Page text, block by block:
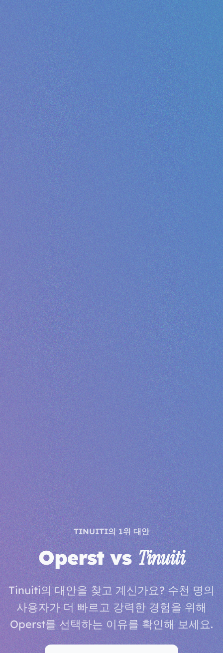
TINUITI의 1위 대안
Operst vsTinuiti
Tinuiti의 대안을 찾고 계신가요? 수천 명의
사용자가 더 빠르고 강력한 경험을 위해
Operst를 선택하는 이유를 확인해 보세요.